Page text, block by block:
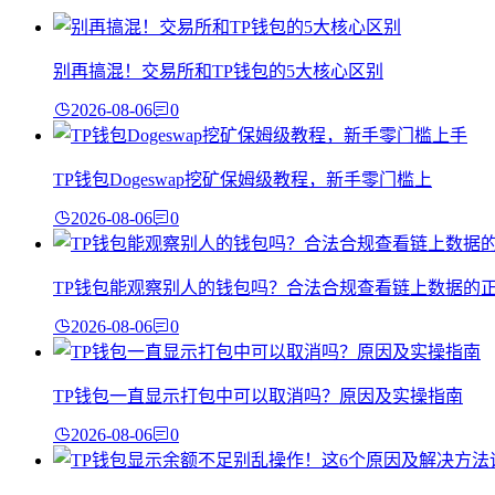
别再搞混！交易所和TP钱包的5大核心区别
2026-08-06 0
TP钱包Dogeswap挖矿保姆级教程，新手零门槛上
2026-08-06 0
TP钱包能观察别人的钱包吗？合法合规查看链上数据的
2026-08-06 0
TP钱包一直显示打包中可以取消吗？原因及实操指南
2026-08-06 0